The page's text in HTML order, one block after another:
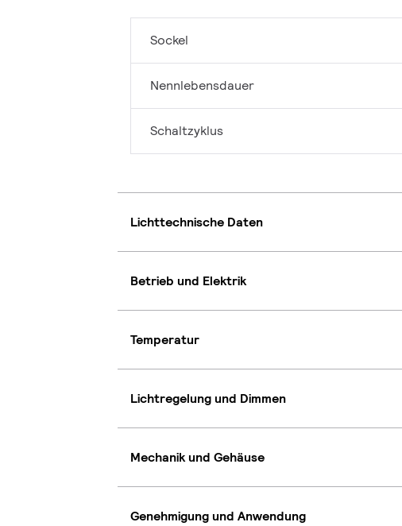
Sockel
Nennlebensdauer
Schaltzyklus
Lichttechnische Daten
Betrieb und Elektrik
Temperatur
Lichtregelung und Dimmen
Mechanik und Gehäuse
Genehmigung und Anwendung